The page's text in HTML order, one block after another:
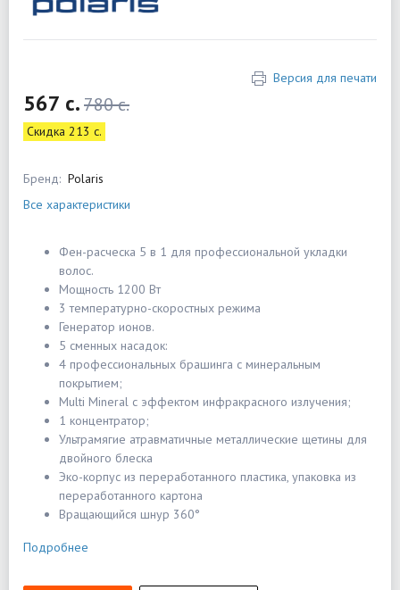
Версия для печати
567 c.780 c.
Скидка 213 c.
Бренд: Polaris
Все характеристики
Фен-расческа 5 в 1 для профессиональной укладки
волос.
Мощность 1200 Вт
3 температурно-скоростных режима
Генератор ионов.
5 сменных насадок:
4 профессиональных брашинга с минеральным
покрытием;
Multi Mineral с эффектом инфракрасного излучения;
1 концентратор;
Ультрамягие атравматичные металлические щетины для
двойного блеска
Эко-корпус из переработанного пластика, упаковка из
переработанного картона
Вращающийся шнур 360°
Подробнее